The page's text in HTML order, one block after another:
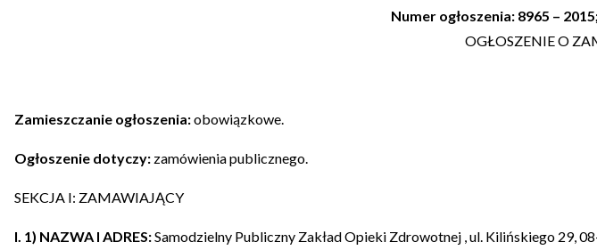
Numer ogłoszenia: 8965 –
OGŁOSZENIE O
Zamieszczanie ogłoszenia:obowiązkowe.
Ogłoszenie dotyczy: zamówienia publicznego.
SEKCJA I: ZAMAWIAJĄCY
I. 1) NAZWA I ADRES:Samodzielny Publiczny Zakład Opieki Zdrowotnej , ul. Kilińskiego 29,